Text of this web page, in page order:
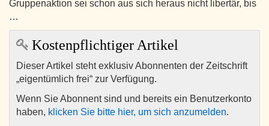
Gruppenaktion sei schon aus sich heraus nicht libertär, bis
…
Kostenpflichtiger Artikel
Dieser Artikel steht exklusiv Abonnenten der Zeitschrift
„eigentümlich frei“ zur Verfügung.
Wenn Sie Abonnent sind und bereits ein Benutzerkonto
haben, klicken Sie bitte hier, um sich anzumelden.